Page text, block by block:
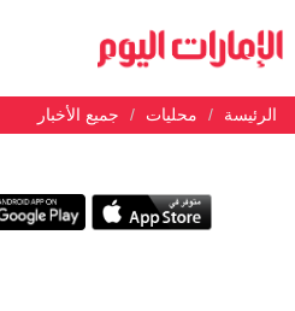
الرئيسة محليات جميع الأخبار